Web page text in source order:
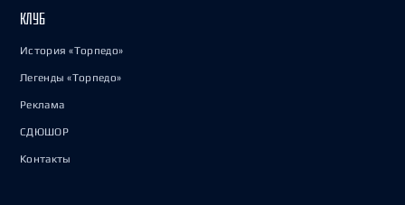
КЛУБ
История «Торпедо»
Легенды «Торпедо»
Реклама
СДЮШОР
Контакты